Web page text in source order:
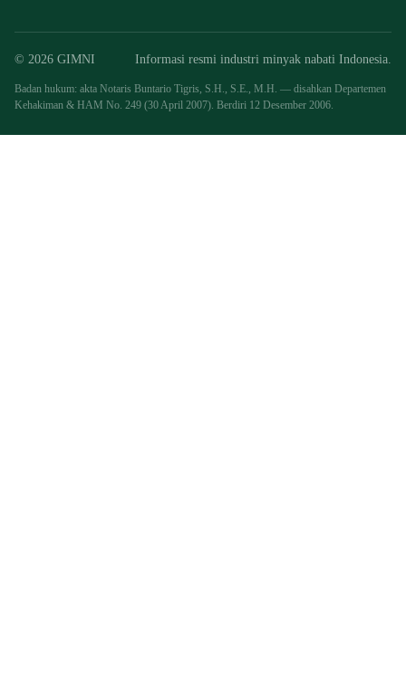
© 2026 GIMNI Informasi resmi industri minyak nabati Indonesia.
Badan hukum: akta Notaris Buntario Tigris, S.H., S.E., M.H. — disahkan Departemen
Kehakiman & HAM No. 249 (30 April 2007). Berdiri 12 Desember 2006.